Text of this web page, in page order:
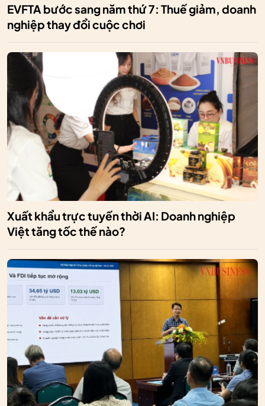
EVFTA bước sang năm thứ 7: Thuế giảm, doanh
nghiệp thay đổi cuộc chơi
Xuất khẩu trực tuyến thời AI: Doanh nghiệp
Việt tăng tốc thế nào?